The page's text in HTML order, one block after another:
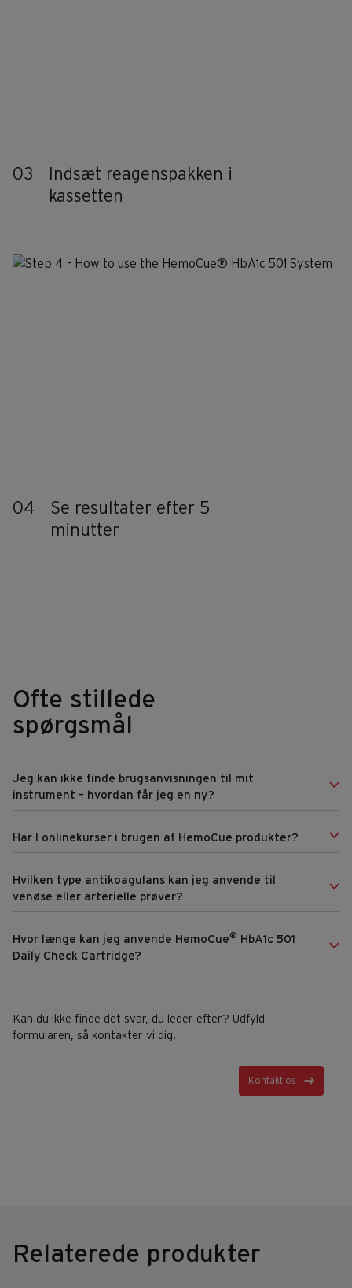
03
Indsæt reagenspakken i
kassetten
04
Se resultater efter 5
minutter
Ofte stillede
spørgsmål
Jeg kan ikke finde brugsanvisningen til mit
instrument – hvordan får jeg en ny?
Har I onlinekurser i brugen af HemoCue produkter?
Hvilken type antikoagulans kan jeg anvende til
venøse eller arterielle prøver?
Hvor længe kan jeg anvende HemoCue®
HbA1c 501
Daily Check Cartridge?
Kan du ikke finde det svar, du leder efter? Udfyld
formularen, så kontakter vi dig.
Kontakt os
Relaterede produkter